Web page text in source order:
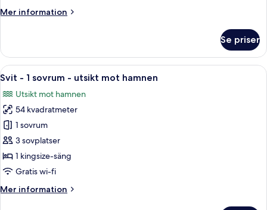
-
hamnen
Mer information
Mer
-
queensize-
-
utsikt
mot
hamnen
Se priser
Öppna
alla
foton
för
Svit
-
1
sovrum
utsikt
Ett modernt hotellrum med ett stort
5
Svit - 1 sovrum - utsikt mot hamnen
Utsikt mot hamnen
54 kvadratmeter
1 sovrum
3 sovplatser
1 kingsize-säng
Gratis wi-fi
Mer information
Mer